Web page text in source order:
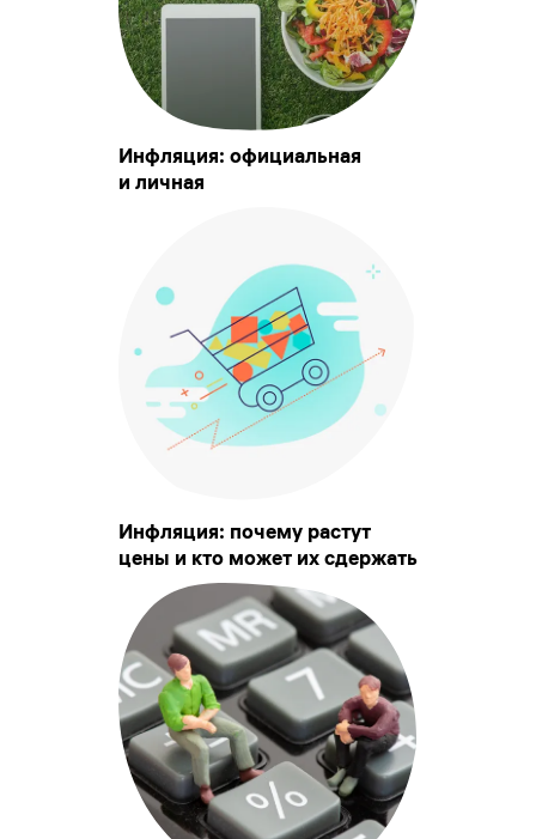
Инфляция: официальная
и личная
Инфляция: почему растут
цены и кто может их сдержать